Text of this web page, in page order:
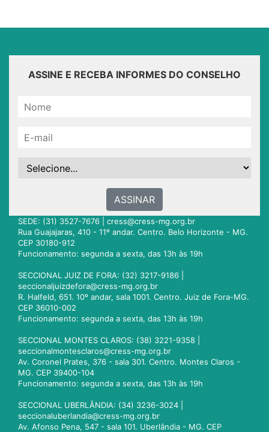
ASSINE E RECEBA INFORMES DO CONSELHO
ASSINAR
SEDE: (31) 3527-7676 | cress@cress-mg.org.br
Rua Guajajaras, 410 - 11º andar. Centro. Belo Horizonte - MG.
CEP 30180-912
Funcionamento: segunda a sexta, das 13h às 19h
SECCIONAL JUIZ DE FORA: (32) 3217-9186 |
seccionaljuizdefora@cress-mg.org.br
R. Halfeld, 651. 10º andar, sala 1001. Centro. Juiz de Fora-MG.
CEP 36010-002
Funcionamento: segunda a sexta, das 13h às 19h
SECCIONAL MONTES CLAROS: (38) 3221-9358 |
seccionalmontesclaros@cress-mg.org.br
Av. Coronel Prates, 376 - sala 301. Centro. Montes Claros -
MG. CEP 39400-104
Funcionamento: segunda a sexta, das 13h às 19h
SECCIONAL UBERLÂNDIA: (34) 3236-3024 |
seccionaluberlandia@cress-mg.org.br
Av. Afonso Pena, 547 - sala 101. Uberlândia - MG. CEP